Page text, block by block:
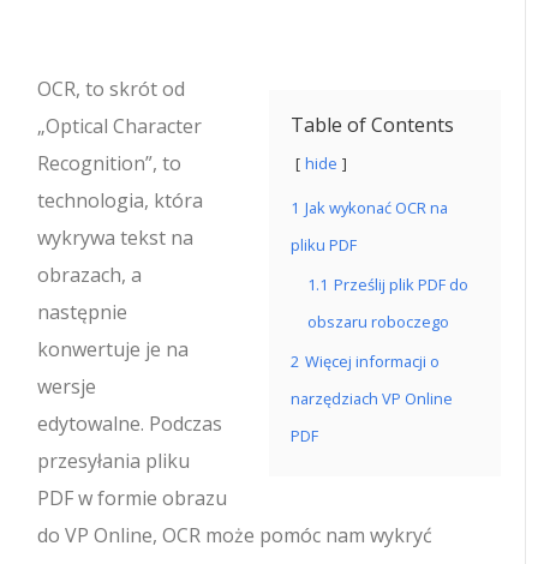
Table of Contents
hide
1 Jak wykonać OCR na
pliku PDF
1.1 Prześlij plik PDF do
obszaru roboczego
2 Więcej informacji o
narzędziach VP Online
PDF
OCR, to skrót od
„Optical Character
Recognition”, to
technologia, która
wykrywa tekst na
obrazach, a
następnie
konwertuje je na
wersje
edytowalne. Podczas
przesyłania pliku
PDF w formie obrazu
do VP Online, OCR może pomóc nam wykryć